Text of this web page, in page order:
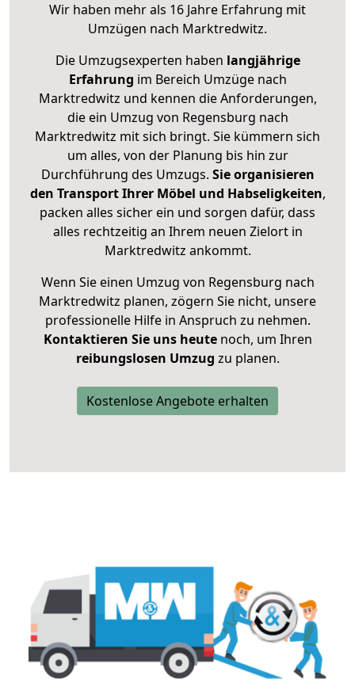
Wir haben mehr als 16 Jahre Erfahrung mit
Umzügen nach Marktredwitz.
Die Umzugsexperten haben langjährige
Erfahrung im Bereich Umzüge nach
Marktredwitz und kennen die Anforderungen,
die ein Umzug von Regensburg nach
Marktredwitz mit sich bringt. Sie kümmern sich
um alles, von der Planung bis hin zur
Durchführung des Umzugs. Sie organisieren
den Transport Ihrer Möbel und Habseligkeiten,
packen alles sicher ein und sorgen dafür, dass
alles rechtzeitig an Ihrem neuen Zielort in
Marktredwitz ankommt.
Wenn Sie einen Umzug von Regensburg nach
Marktredwitz planen, zögern Sie nicht, unsere
professionelle Hilfe in Anspruch zu nehmen.
Kontaktieren Sie uns heutenoch, um Ihren
reibungslosen Umzug zu planen.
Kostenlose Angebote erhalten